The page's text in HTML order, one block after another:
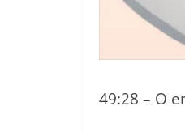
49:28 – O